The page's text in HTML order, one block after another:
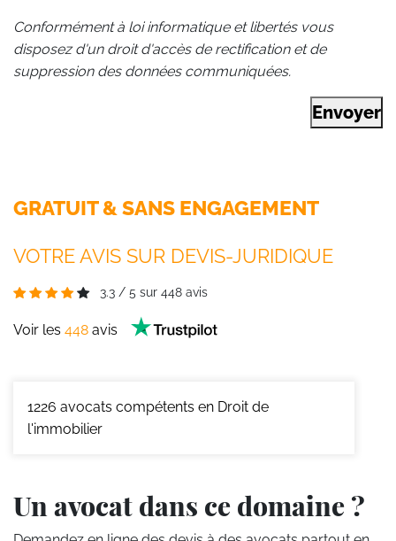
Conformément à loi informatique et libertés vous
disposez d'un droit d'accès de rectification et de
suppression des données communiquées.
Envoyer
GRATUIT & SANS ENGAGEMENT
VOTRE AVIS SUR DEVIS-JURIDIQUE
3.3 / 5 sur 448 avis
Voir les 448 avis
1226 avocats compétents en Droit de
l'immobilier
Un avocat dans ce domaine ?